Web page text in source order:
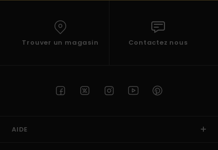
Trouver un magasin Contactez nous
AIDE